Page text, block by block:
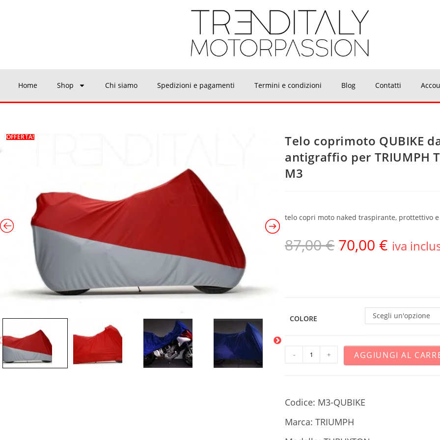
Home Shop Chi siamo Spedizioni e pagamenti Termini e condizioni Blog Contatti
OFFERTA!
Telo coprimoto QUBIKE
antigraffio per TRIUMPH
M3
telo copri moto naked traspirante, prottettivo
87,00€ 70,00 € iva
COLORE Scegli un'opzione
- + AGGIUNGI AL
Codice: M3-QUBIKE
Marca: TRIUMPH